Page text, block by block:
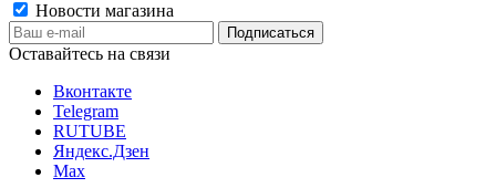
Новости магазина
Оставайтесь на связи
Вконтакте
Telegram
RUTUBE
Яндекс.Дзен
Max